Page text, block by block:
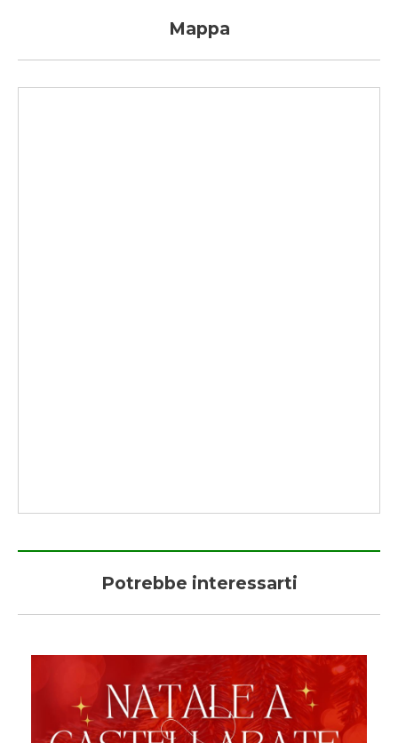
Mappa
Potrebbe interessarti